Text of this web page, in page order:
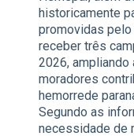
historicamente
promovidas pelo
receber três
2026, ampliando
moradores
hemorrede
Segundo as
necessidade de